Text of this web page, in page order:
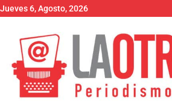
Jueves 6, Agosto, 2026